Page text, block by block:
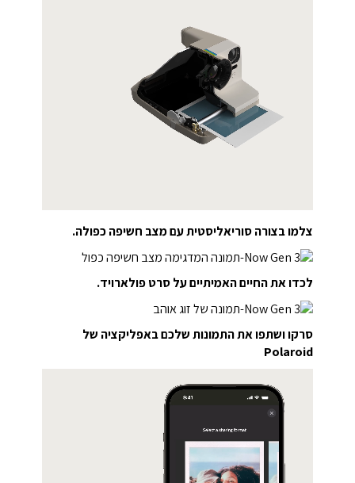
צלמו בצורה סוריאליסטית עם מצב חשיפה כפולה.
לכדו את החיים האמיתיים על סרט פולארויד.
סרקו ושתפו את התמונות שלכם באפליקציה של
Polaroid